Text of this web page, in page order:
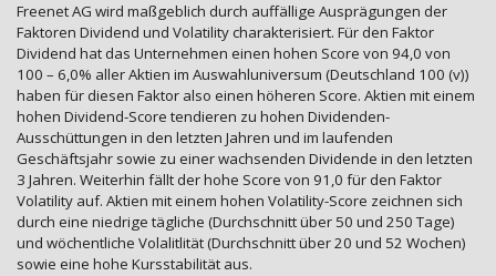
Freenet AG wird maßgeblich durch auffällige Ausprägungen der
Faktoren Dividend und Volatility charakterisiert. Für den Faktor
Dividend hat das Unternehmen einen hohen Score von 94,0 von
100 – 6,0% aller Aktien im Auswahluniversum (Deutschland 100 (v))
haben für diesen Faktor also einen höheren Score. Aktien mit einem
hohen Dividend-Score tendieren zu hohen Dividenden-
Ausschüttungen in den letzten Jahren und im laufenden
Geschäftsjahr sowie zu einer wachsenden Dividende in den letzten
3 Jahren. Weiterhin fällt der hohe Score von 91,0 für den Faktor
Volatility auf. Aktien mit einem hohen Volatility-Score zeichnen sich
durch eine niedrige tägliche (Durchschnitt über 50 und 250 Tage)
und wöchentliche Volalitlität (Durchschnitt über 20 und 52 Wochen)
sowie eine hohe Kursstabilität aus.